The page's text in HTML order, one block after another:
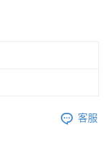
客服